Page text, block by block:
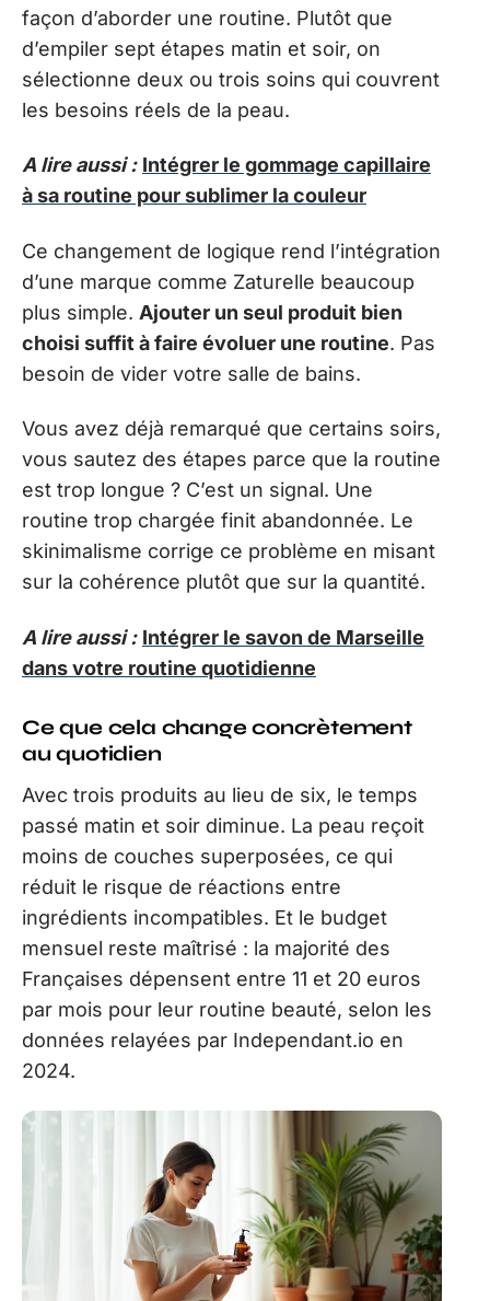
façon d’aborder une routine. Plutôt que
d’empiler sept étapes matin et soir, on
sélectionne deux ou trois soins qui couvrent
les besoins réels de la peau.
A lire aussi : Intégrer le gommage capillaire
à sa routine pour sublimer la couleur
Ce changement de logique rend l’intégration
d’une marque comme Zaturelle beaucoup
plus simple. Ajouter un seul produit bien
choisi suffit à faire évoluer une routine. Pas
besoin de vider votre salle de bains.
Vous avez déjà remarqué que certains soirs,
vous sautez des étapes parce que la routine
est trop longue ? C’est un signal. Une
routine trop chargée finit abandonnée. Le
skinimalisme corrige ce problème en misant
sur la cohérence plutôt que sur la quantité.
A lire aussi : Intégrer le savon de Marseille
dans votre routine quotidienne
Ce que cela change concrètement
au quotidien
Avec trois produits au lieu de six, le temps
passé matin et soir diminue. La peau reçoit
moins de couches superposées, ce qui
réduit le risque de réactions entre
ingrédients incompatibles. Et le budget
mensuel reste maîtrisé : la majorité des
Françaises dépensent entre 11 et 20 euros
par mois pour leur routine beauté, selon les
données relayées par Independant.io en
2024.